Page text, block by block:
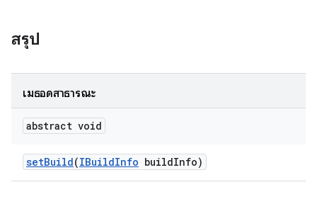
สรุป
เมธอดสาธารณะ
abstract void
setBuild(IBuildInfo buildInfo)